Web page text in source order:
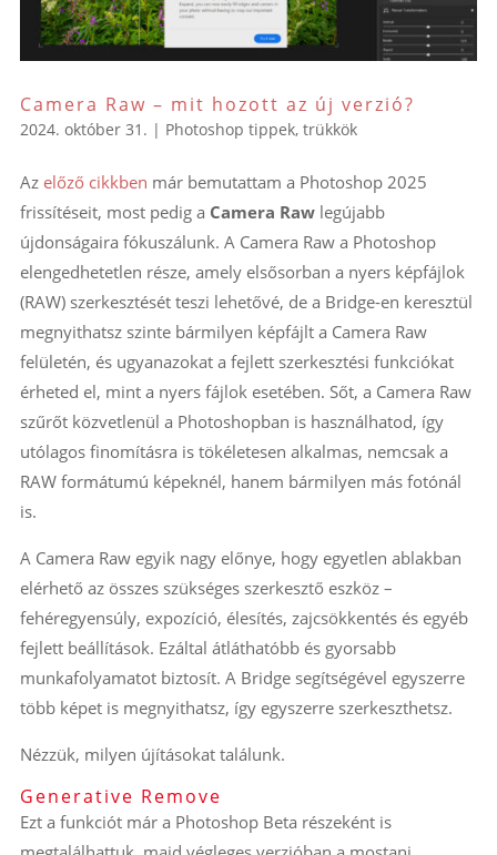
Camera Raw – mit hozott az új verzió?
2024. október 31. | Photoshop tippek, trükkök
Az előző cikkben már bemutattam a Photoshop 2025
frissítéseit, most pedig a Camera Rawlegújabb
újdonságaira fókuszálunk. A Camera Raw a Photoshop
elengedhetetlen része, amely elsősorban a nyers képfájlok
(RAW) szerkesztését teszi lehetővé, de a Bridge-en keresztül
megnyithatsz szinte bármilyen képfájlt a Camera Raw
felületén, és ugyanazokat a fejlett szerkesztési funkciókat
érheted el, mint a nyers fájlok esetében. Sőt, a Camera Raw
szűrőt közvetlenül a Photoshopban is használhatod, így
utólagos finomításra is tökéletesen alkalmas, nemcsak a
RAW formátumú képeknél, hanem bármilyen más fotónál
is.
A Camera Raw egyik nagy előnye, hogy egyetlen ablakban
elérhető az összes szükséges szerkesztő eszköz –
fehéregyensúly, expozíció, élesítés, zajcsökkentés és egyéb
fejlett beállítások. Ezáltal átláthatóbb és gyorsabb
munkafolyamatot biztosít. A Bridge segítségével egyszerre
több képet is megnyithatsz, így egyszerre szerkeszthetsz.
Nézzük, milyen újításokat találunk.
Generative Remove
Ezt a funkciót már a Photoshop Beta részeként is